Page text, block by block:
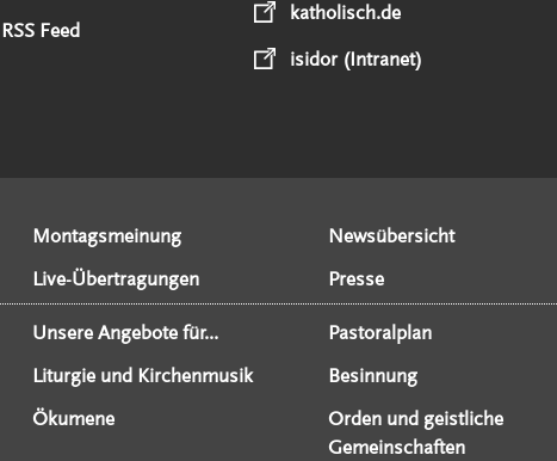
RSS Feed
katholisch.de
isidor (Intranet)
Montagsmeinung Newsübersicht
Live-Übertragungen
Presse
Unsere Angebote für... Pastoralplan
Liturgie und Kirchenmusik
Besinnung
Ökumene
Orden und geistliche
Gemeinschaften